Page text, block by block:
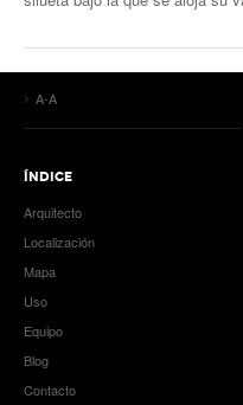
A-A
ÍNDICE
Arquitecto
Localización
Mapa
Uso
Equipo
Blog
Contacto